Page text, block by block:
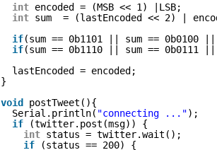
int encoded = (MSB << 1) |LSB;
int sum  = (lastEncoded << 2) |
if(sum == 0b1101 || sum == 0b0100
if(sum == 0b1110 || sum == 0b0111
lastEncoded = encoded;
}
void
postTweet(){
Serial.println( "connecting ...");
if
(twitter.post(msg)) {
int status = twitter.wait();
if
(status == 200) {